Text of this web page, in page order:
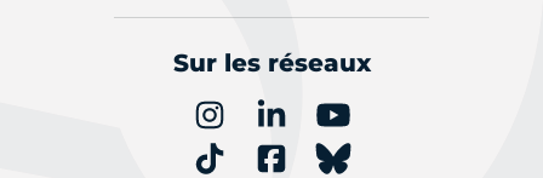
Sur les réseaux